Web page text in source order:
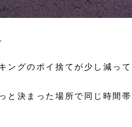
グのポイ捨てが少し減って
決まった場所で同じ時間